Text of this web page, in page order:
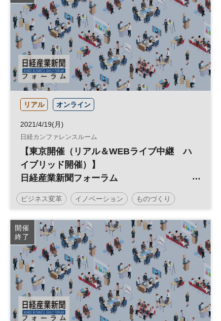
リアル オンライン
2021/4/19(月)
日経カンファレンスルーム
【東京開催（リアル＆WEBライブ中継 ハ
イブリッド開催）】
日経産業新聞フォーラム
「製造業のフィールドサービス戦略」
～製造業DX ものづくりから「コトづく
り」の時代へ～
ビジネス変革 イノベーション ものづくり
フィールドサービス 製造業 サービス化
参加無料 日経産業新聞フォーラム
開催
終了